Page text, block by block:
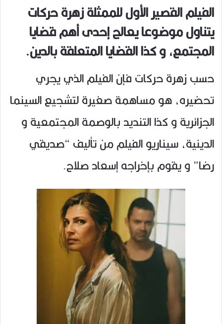
الفيلم القصير الأول للممثلة زهرة حركات
يتناول موضوعا يعالج إحدى أهم قضايا
المجتمع، و كذا القضايا المتعلقة بالدين.
حسب زهرة حركات فإن الفيلم الذي يجري
تحضيره، هو مساهمة صغيرة لتشجيع السينما
الجزائرية و كذا التنديد بالوصمة المجتمعية و
الدينية، سيناريو الفيلم من تأليف “صديقي
رضا” و يقوم بإخراجه إسعاد صلاح.